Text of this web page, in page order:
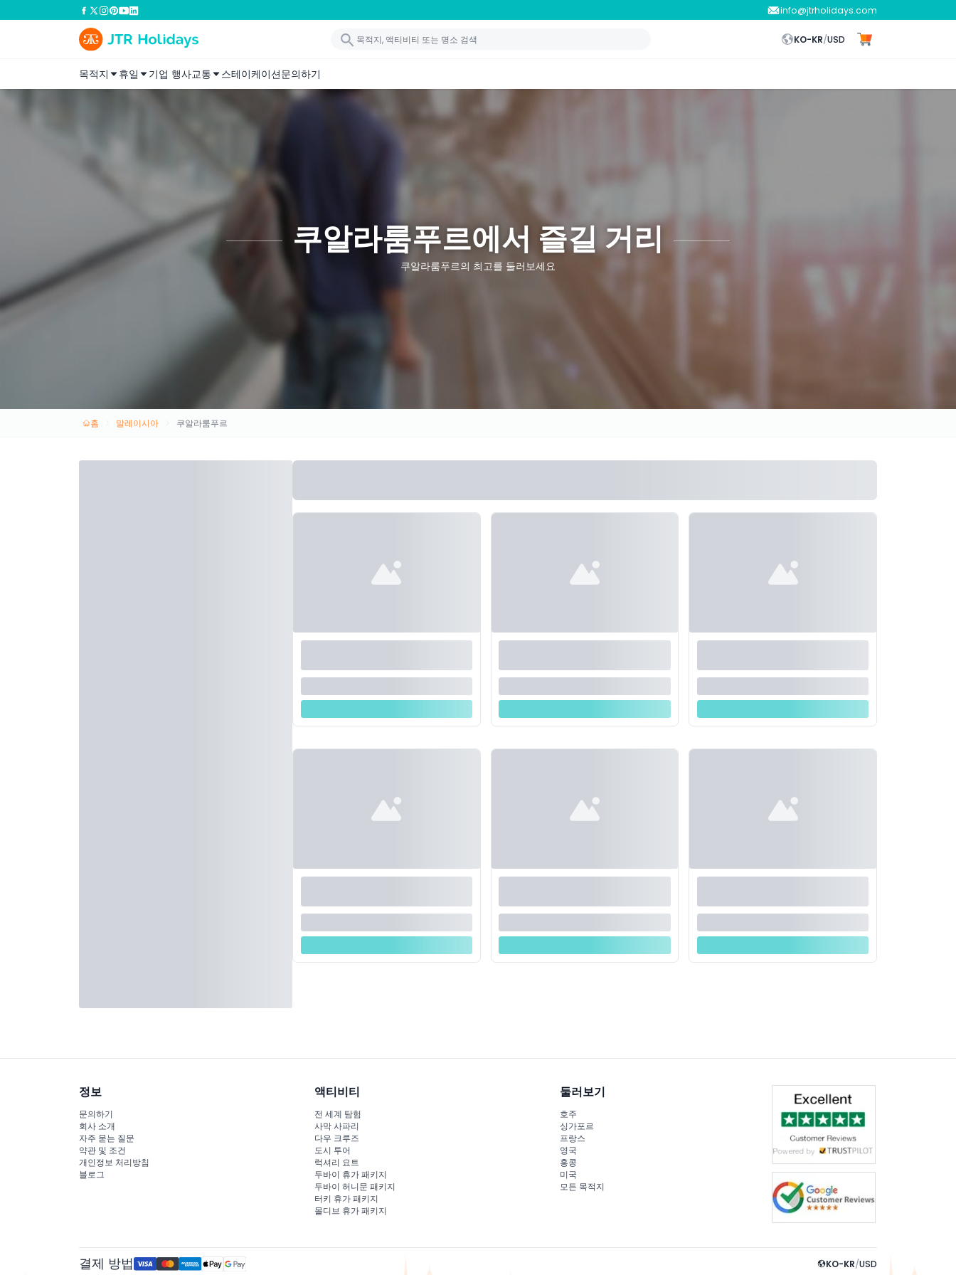
info@jtrholidays.com
KO-KR/USD
목적지 휴일 기업 행사교통 스테이케이션문의하기
쿠알라룸푸르에서 즐길 거리
쿠알라룸푸르의 최고를 둘러보세요
홈 말레이시아 쿠알라룸푸르
정보
문의하기
회사 소개
자주 묻는 질문
약관 및 조건
개인정보 처리방침
블로그
액티비티
전 세계 탐험
사막 사파리
다우 크루즈
도시 투어
럭셔리 요트
두바이 휴가 패키지
두바이 허니문 패키지
터키 휴가 패키지
몰디브 휴가 패키지
둘러보기
호주
싱가포르
프랑스
영국
홍콩
미국
모든 목적지
결제 방법 KO-KR/USD